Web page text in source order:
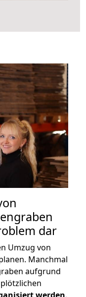
dar
Umzug von
Manchmal
aufgrund